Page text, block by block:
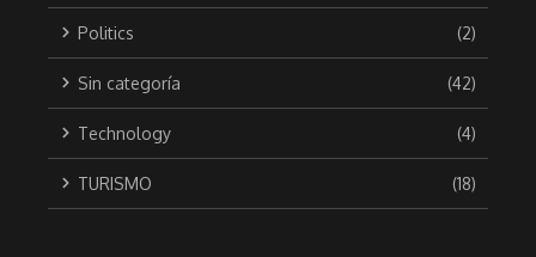
Politics (2)
Sin categoría (42)
Technology (4)
TURISMO (18)